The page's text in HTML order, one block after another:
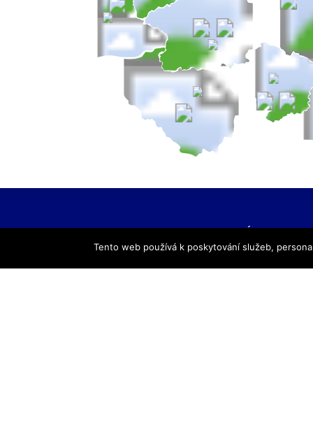
HLAVNÍ NAVIGACE
Tento web používá k poskytování služeb,